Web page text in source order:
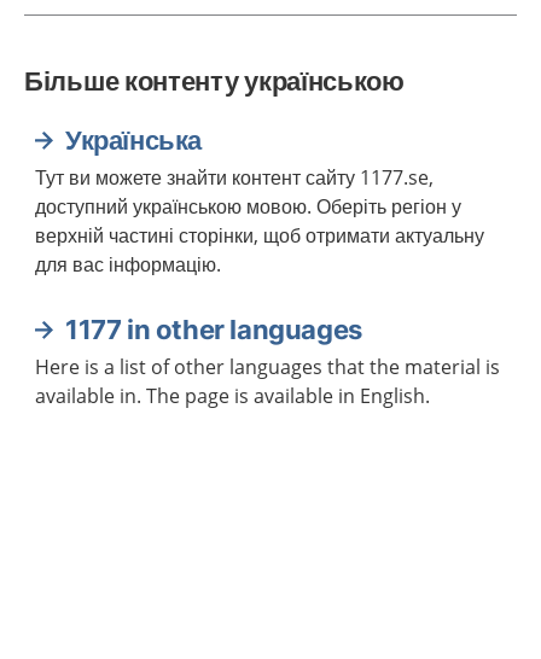
Більше контенту українською
Українська
Тут ви можете знайти контент сайту 1177.se,
доступний українською мовою. Оберіть регіон у
верхній частині сторінки, щоб отримати актуальну
для вас інформацію.
1177 in other languages
Here is a list of other languages that the material is
available in. The page is available in English.